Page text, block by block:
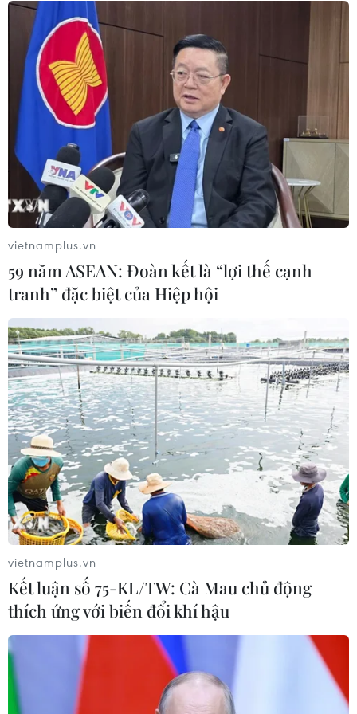
Hạn hán nghiêm trọng đe dọa "huyết
mạch" kinh tế châu Âu
07/08/2026 07:58
17 giờ ngày 7/8, mở cửa tràn xả mặt
điều tiết hồ chứa thủy điện Lai Châu
07/08/2026 07:28
Di dời hộ dân bị ảnh hưởng bụi, mùi
khét, tiếng ồn từ Trung tâm Điện lực
Vĩnh Tân
07/08/2026 07:10
Hà Nội quyết liệt xử lý các "điểm
nghẽn" úng ngập, môi trường đô thị
07/08/2026 06:51
Kiểm soát rác thải từ nguồn - Giải
pháp bảo vệ kênh rạch TP Hồ Chí
Minh trong mùa mưa
07/08/2026 04:47
Miền Bắc giảm mưa từ đêm
07/08/2026 04:41
vietnamplus.vn
59 năm ASEAN: Đoàn kết là “lợi thế cạnh
tranh” đặc biệt của Hiệp hội
vietnamplus.vn
Kết luận số 75-KL/TW: Cà Mau chủ động
thích ứng với biến đổi khí hậu